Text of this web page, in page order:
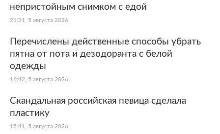
непристойным снимком с едой
21:31, 5 августа 2026
Перечислены действенные способы убрать
пятна от пота и дезодоранта с белой
одежды
16:42, 5 августа 2026
Скандальная российская певица сделала
пластику
15:41, 5 августа 2026